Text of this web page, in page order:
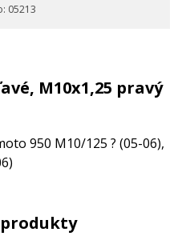
05213
M10x1,25 pravý
950 M10/125 ? (05-06),
produkty